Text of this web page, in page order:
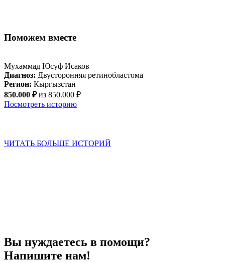
Поможем вместе
Мухаммад Юсуф Исаков
Диагноз: Двусторонняя ретинобластома
Регион: Кыргызстан
850.000 ₽из 850.000 ₽
Посмотреть историю
ЧИТАТЬ БОЛЬШЕ ИСТОРИЙ
Вы нуждаетесь в помощи?
Напишите нам!